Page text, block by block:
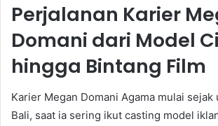
Perjalanan Karier
Domani dari Model
hingga Bintang Film
Karier Megan Domani Agama mulai sejak
Bali, saat ia sering ikut casting model